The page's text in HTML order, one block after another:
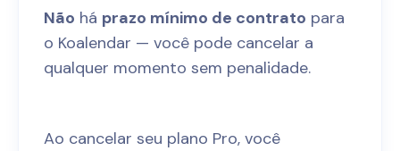
Não há prazo mínimo de contrato para
o Koalendar — você pode cancelar a
qualquer momento sem penalidade.
Ao cancelar seu plano Pro, você